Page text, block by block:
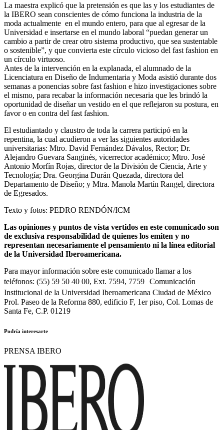
La maestra explicó que la pretensión es que las y los estudiantes de
la IBERO sean conscientes de cómo funciona la industria de la
moda actualmente en el mundo entero, para que al egresar de la
Universidad e insertarse en el mundo laboral “puedan generar un
cambio a partir de crear otro sistema productivo, que sea sustentable
o sostenible”, y que convierta este círculo vicioso del fast fashion en
un círculo virtuoso.
Antes de la intervención en la explanada, el alumnado de la
Licenciatura en Diseño de Indumentaria y Moda asistió durante dos
semanas a ponencias sobre fast fashion e hizo investigaciones sobre
el mismo, para recabar la información necesaria que les brindó la
oportunidad de diseñar un vestido en el que reflejaron su postura, en
favor o en contra del fast fashion.
El estudiantado y claustro de toda la carrera participó en la
repentina, la cual acudieron a ver las siguientes autoridades
universitarias: Mtro. David Fernández Dávalos, Rector; Dr.
Alejandro Guevara Sanginés, vicerrector académico; Mtro. José
Antonio Morfín Rojas, director de la División de Ciencia, Arte y
Tecnología; Dra. Georgina Durán Quezada, directora del
Departamento de Diseño; y Mtra. Manola Martín Rangel, directora
de Egresados.
Texto y fotos: PEDRO RENDÓN/ICM
Las opiniones y puntos de vista vertidos en este comunicado son
de exclusiva responsabilidad de quienes los emiten y no
representan necesariamente el pensamiento ni la línea editorial
de la Universidad Iberoamericana.
Para mayor información sobre este comunicado llamar a los
teléfonos: (55) 59 50 40 00, Ext. 7594, 7759 Comunicación
Institucional de la Universidad Iberoamericana Ciudad de México
Prol. Paseo de la Reforma 880, edificio F, 1er piso, Col. Lomas de
Santa Fe, C.P. 01219
Podría interesarte
PRENSA IBERO